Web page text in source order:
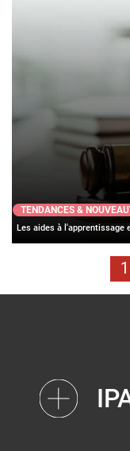
TENDANCES &
Les aides à l'apprentissage
1